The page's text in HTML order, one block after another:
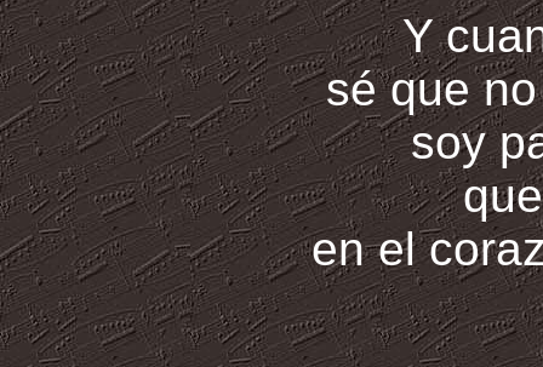
Y
sé que
soy
en el